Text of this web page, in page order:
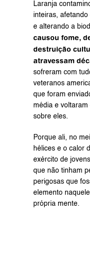
Laranja
inteiras,
e alterando a
causou fome,
destruição
atravessam
sofreram com
veteranos
que foram
média e
sobre eles.
Porque ali, no
hélices e o calor
exército de
que não tinham
perigosas que
elemento
própria mente.